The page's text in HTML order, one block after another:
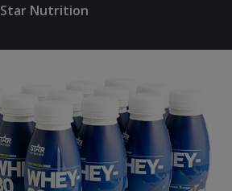
Star Nutrition